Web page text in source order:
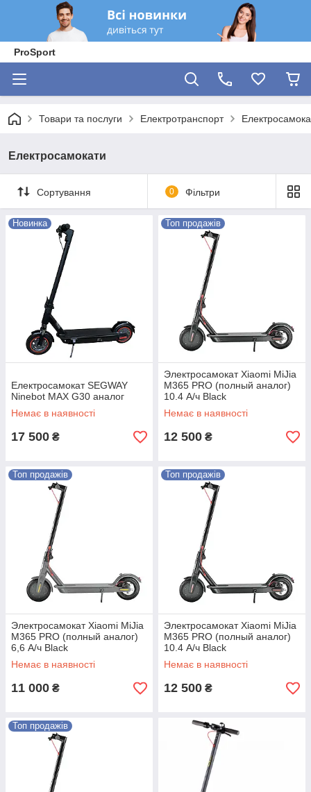
ProSport
Товари та послуги Електротранспорт
Електросамокати
Сортування 0 Фільтри
Новинка
Електросамокат SEGWAY
Ninebot MAX G30 аналог
Немає в наявності
17 500 ₴
Топ продажів
Электросамокат Xiaomi MiJia
M365 PRO (полный аналог)
10.4 А/ч Black
Немає в наявності
12 500 ₴
Топ продажів
Электросамокат Xiaomi MiJia
M365 PRO (полный аналог)
6,6 А/ч Black
Немає в наявності
11 000 ₴
Топ продажів
Электросамокат Xiaomi MiJia
M365 PRO (полный аналог)
10.4 А/ч Black
Немає в наявності
12 500 ₴
Топ продажів